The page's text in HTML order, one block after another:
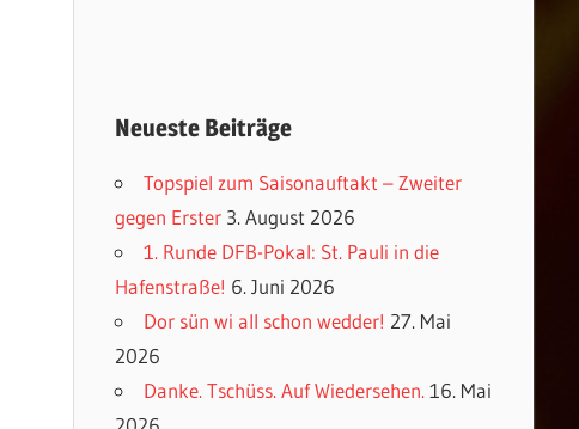
Neueste Beiträge
Topspiel zum Saisonauftakt – Zweiter
gegen Erster 3. August 2026
1. Runde DFB-Pokal: St. Pauli in die
Hafenstraße! 6. Juni 2026
Dor sün wi all schon wedder! 27. Mai
2026
Danke. Tschüss. Auf Wiedersehen. 16. Mai